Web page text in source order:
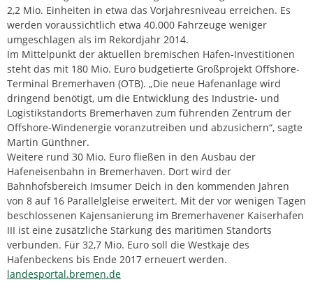
2,2 Mio. Einheiten in etwa das Vorjahresniveau erreichen. Es
werden voraussichtlich etwa 40.000 Fahrzeuge weniger
umgeschlagen als im Rekordjahr 2014.
Im Mittelpunkt der aktuellen bremischen Hafen-Investitionen
steht das mit 180 Mio. Euro budgetierte Großprojekt Offshore-
Terminal Bremerhaven (OTB). „Die neue Hafenanlage wird
dringend benötigt, um die Entwicklung des Industrie- und
Logistikstandorts Bremerhaven zum führenden Zentrum der
Offshore-Windenergie voranzutreiben und abzusichern“, sagte
Martin Günthner.
Weitere rund 30 Mio. Euro fließen in den Ausbau der
Hafeneisenbahn in Bremerhaven. Dort wird der
Bahnhofsbereich Imsumer Deich in den kommenden Jahren
von 8 auf 16 Parallelgleise erweitert. Mit der vor wenigen Tagen
beschlossenen Kajensanierung im Bremerhavener Kaiserhafen
III ist eine zusätzliche Stärkung des maritimen Standorts
verbunden. Für 32,7 Mio. Euro soll die Westkaje des
Hafenbeckens bis Ende 2017 erneuert werden.
landesportal.bremen.de